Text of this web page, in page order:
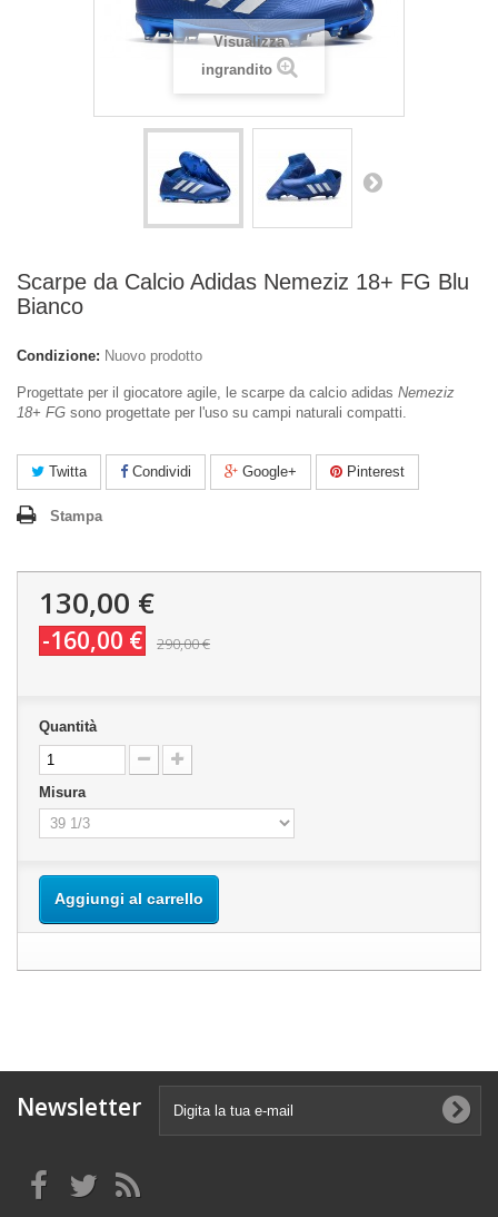
Visualizza
ingrandito
Scarpe da Calcio Adidas Nemeziz 18+ FG Blu
Bianco
Condizione: Nuovo prodotto
Progettate per il giocatore agile, le scarpe da calcio adidas Nemeziz
18+ FG sono progettate per l'uso su campi naturali compatti.
Twitta Condividi Google+ Pinterest
Stampa
130,00 €
-160,00 € 290,00 €
Quantità
Misura
Aggiungi al carrello
Newsletter